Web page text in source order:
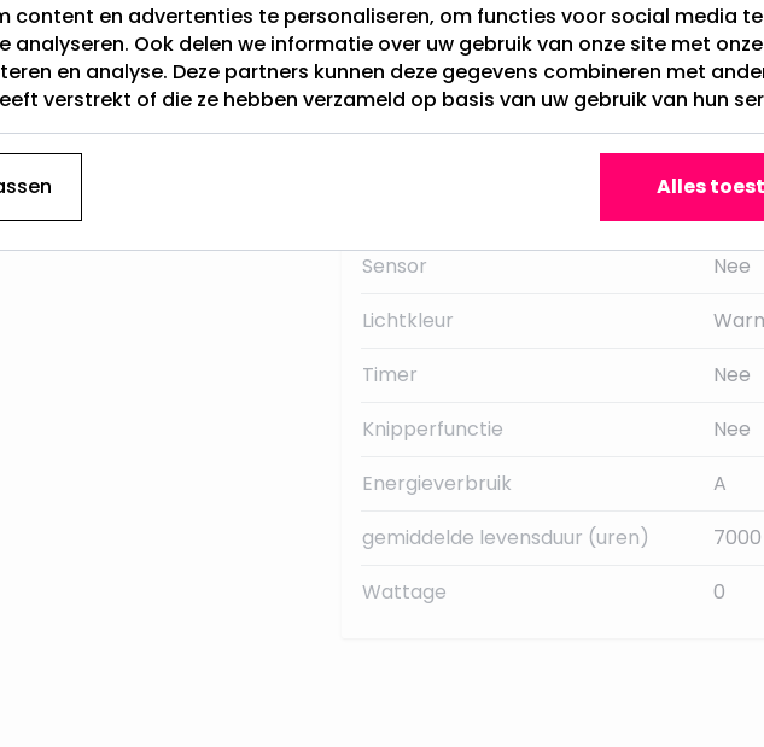
binnenshuis te gebruiken.
een diameter van 15
Het snoer is 3
is +/- 7.000uur!
Merk
Star
Categorie
Tafel
40
Sensor
Nee
Lichtkleur
Timer
Nee
Knipperfunctie
Nee
Energieverbruik
A
gemiddelde levensduur (uren)
7000
Wattage
0
content en advertenties te personaliseren, om functies voor social media
analyseren. Ook delen we informatie over uw gebruik van onze site met
en analyse. Deze partners kunnen deze gegevens combineren met
verstrekt of die ze hebben verzameld op basis van uw gebruik van hun
Alles